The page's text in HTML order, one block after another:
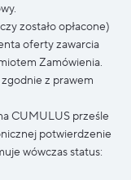
zostało opłacone)
oferty zawarcia
Zamówienia.
z prawem
CUMULUS prześle
potwierdzenie
wówczas status: